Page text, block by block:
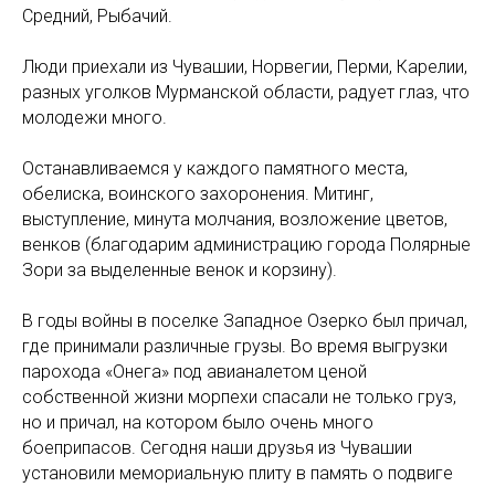
Средний, Рыбачий.
Люди приехали из Чувашии, Норвегии, Перми, Карелии,
разных уголков Мурманской области, радует глаз, что
молодежи много.
Останавливаемся у каждого памятного места,
обелиска, воинского захоронения. Митинг,
выступление, минута молчания, возложение цветов,
венков (благодарим администрацию города Полярные
Зори за выделенные венок и корзину).
В годы войны в поселке Западное Озерко был причал,
где принимали различные грузы. Во время выгрузки
парохода «Онега» под авианалетом ценой
собственной жизни морпехи спасали не только груз,
но и причал, на котором было очень много
боеприпасов. Сегодня наши друзья из Чувашии
установили мемориальную плиту в память о подвиге